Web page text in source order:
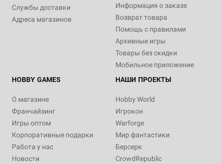
Службы доставки
Адреса магазинов
Информация о заказе
Возврат товара
Помощь с правилами
Архивные игры
Товары без скидки
Мобильное приложение
HOBBY GAMES
О магазине
Франчайзинг
Игры оптом
Корпоративные подарки
Работа у нас
Новости
НАШИ ПРОЕКТЫ
Hobby World
Игрокон
Warforge
Мир фантастики
Берсерк
CrowdRepublic